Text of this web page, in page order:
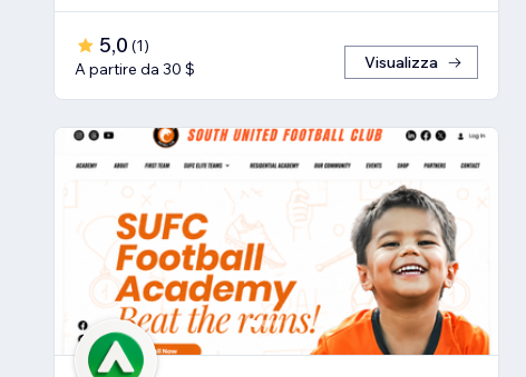
5,0 (1)
A partire da 30 $
Visualizza